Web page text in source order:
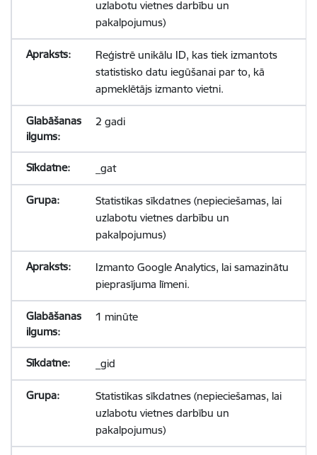
uzlabotu vietnes darbību un
pakalpojumus)
Reģistrē unikālu ID, kas tiek izmantots
statistisko datu iegūšanai par to, kā
apmeklētājs izmanto vietni.
2 gadi
_gat
Statistikas sīkdatnes (nepieciešamas, lai
uzlabotu vietnes darbību un
pakalpojumus)
Izmanto Google Analytics, lai samazinātu
pieprasījuma līmeni.
1 minūte
_gid
Statistikas sīkdatnes (nepieciešamas, lai
uzlabotu vietnes darbību un
pakalpojumus)